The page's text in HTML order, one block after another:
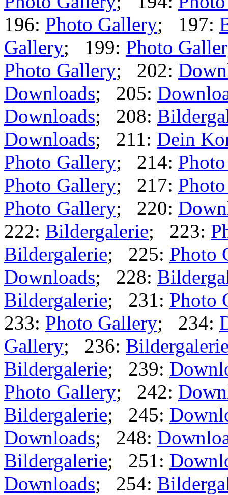
196: Photo Gallery; 197:
Gallery; 199: Photo
Photo Gallery; 202:
Downloads; 205:
Downloads; 208:
Downloads; 211: Dein
Photo Gallery; 214:
Photo Gallery; 217:
Photo Gallery; 220:
222: Bildergalerie; 223:
Bildergalerie; 225: Photo
Downloads; 228:
Bildergalerie; 231: Photo
233: Photo Gallery; 234:
Gallery; 236:
Bildergalerie; 239:
Photo Gallery; 242:
Bildergalerie; 245:
Downloads; 248:
Bildergalerie; 251:
Downloads; 254: